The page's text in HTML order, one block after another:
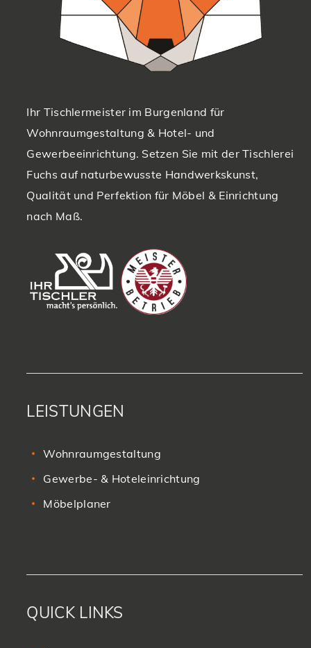
Ihr Tischlermeister im Burgenland für
Wohnraumgestaltung & Hotel- und
Gewerbeeinrichtung. Setzen Sie mit der Tischlerei
Fuchs auf naturbewusste Handwerkskunst,
Qualität und Perfektion für Möbel & Einrichtung
nach Maß.
LEISTUNGEN
Wohnraumgestaltung
Gewerbe- & Hoteleinrichtung
Möbelplaner
QUICK LINKS